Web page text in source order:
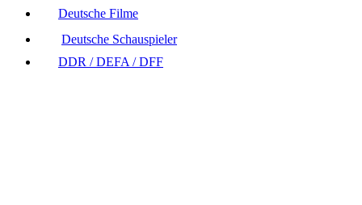
Deutsche Filme
Deutsche Schauspieler
DDR / DEFA / DFF